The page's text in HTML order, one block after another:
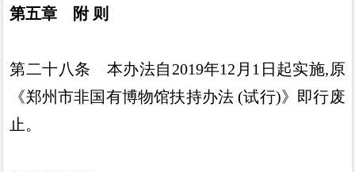
第五章 附 则
第二十八条 本办法自 2019年12 月 1 日起实施,原
《郑州市非国有博物馆扶持办法(试行)》 即行废
止。